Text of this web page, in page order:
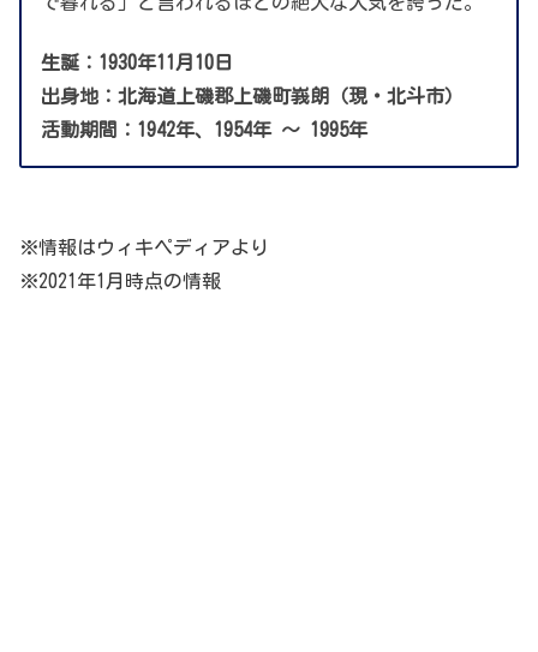
生誕：1930年11月10日
出身地：北海道上磯郡上磯町峩朗（現・北斗市）
活動期間：1942年、1954年 ～ 1995年
※情報はウィキペディアより
※2021年1月時点の情報